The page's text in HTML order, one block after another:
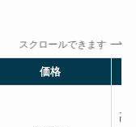
スクロールできます
価格
高